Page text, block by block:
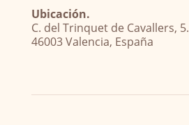
Ubicación.
C. del Trinquet de Cavallers, 5.
46003 Valencia, España